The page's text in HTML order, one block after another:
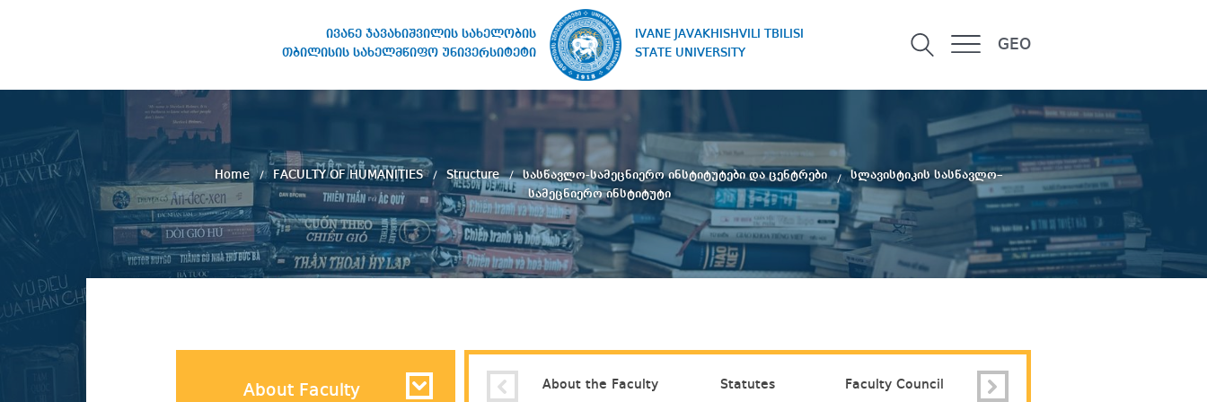
ივანე ჯავახიშვილის სახელობის
თბილისის სახელმწიფო უნივერსიტეტი
IVANE JAVAKHISHVILI TBILISI
STATE UNIVERSITY
GEO
STATE UNIVERSITY
Home FACULTY OF HUMANITIES Structure სასწავლო-სამეცნიერო ინსტიტუტები და ცენტრები
სლავისტიკის სასწავლო–
სამეცნიერო ინსტიტუტი
About Faculty About the Faculty Statutes Faculty Council